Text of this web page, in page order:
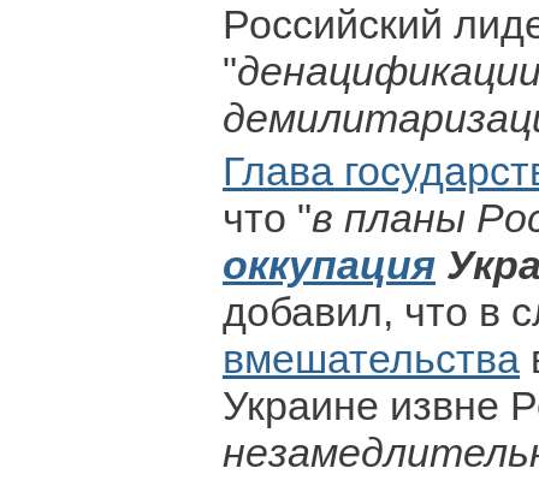
Российский
"
Глава
что "в планы
оккупация
добавил, что в
вмешательства
Украине извне